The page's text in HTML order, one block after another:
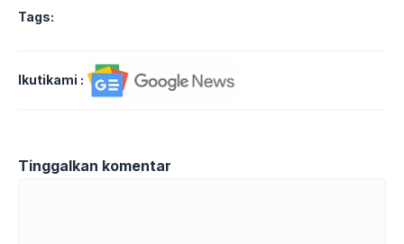
Tags:
Ikutikami :
Tinggalkan komentar